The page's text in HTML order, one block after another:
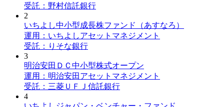
受託：野村信託銀行
2
いちよし中小型成長株ファンド（あすなろ）
運用：いちよしアセットマネジメント
受託：りそな銀行
3
明治安田ＤＣ中小型株式オープン
運用：明治安田アセットマネジメント
受託：三菱ＵＦＪ信託銀行
4